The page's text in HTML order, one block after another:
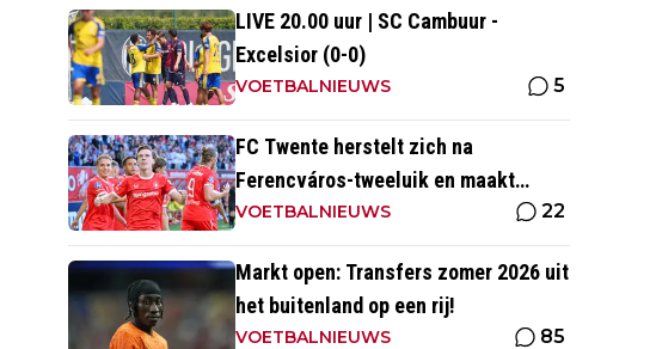
LIVE 20.00 uur | SC Cambuur -
Excelsior (0-0)
VOETBALNIEUWS 5
FC Twente herstelt zich na
Ferencváros-tweeluik en maakt
gehakt van Slowaakse opponent
VOETBALNIEUWS 22
Markt open: Transfers zomer 2026 uit
het buitenland op een rij!
VOETBALNIEUWS 85